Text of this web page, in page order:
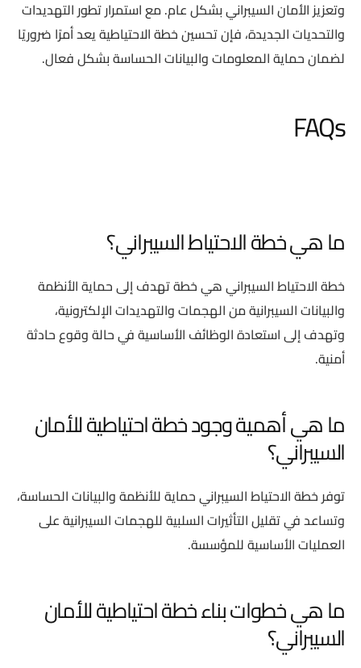
وتعزيز الأمان السيبراني بشكل عام. مع استمرار تطور التهديدات
والتحديات الجديدة، فإن تحسين خطة الاحتياطية يعد أمرًا ضروريًا
لضمان حماية المعلومات والبيانات الحساسة بشكل فعال.
FAQs
ما هي خطة الاحتياط السيبراني؟
خطة الاحتياط السيبراني هي خطة تهدف إلى حماية الأنظمة
والبيانات السيبرانية من الهجمات والتهديدات الإلكترونية،
وتهدف إلى استعادة الوظائف الأساسية في حالة وقوع حادثة
أمنية.
ما هي أهمية وجود خطة احتياطية للأمان
السيبراني؟
توفر خطة الاحتياط السيبراني حماية للأنظمة والبيانات الحساسة،
وتساعد في تقليل التأثيرات السلبية للهجمات السيبرانية على
العمليات الأساسية للمؤسسة.
ما هي خطوات بناء خطة احتياطية للأمان
السيبراني؟